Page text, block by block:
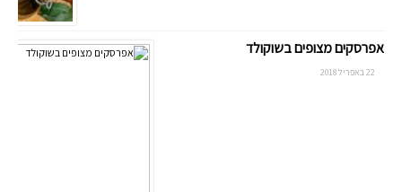
אפרסקים מצופים בשוקולד
22 באפריל 2018